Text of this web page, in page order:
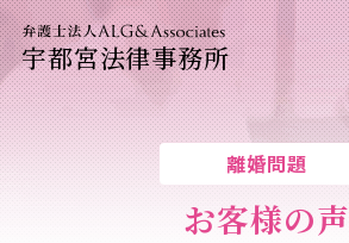
宇都宮法律事務所
離婚問題
お客様の声